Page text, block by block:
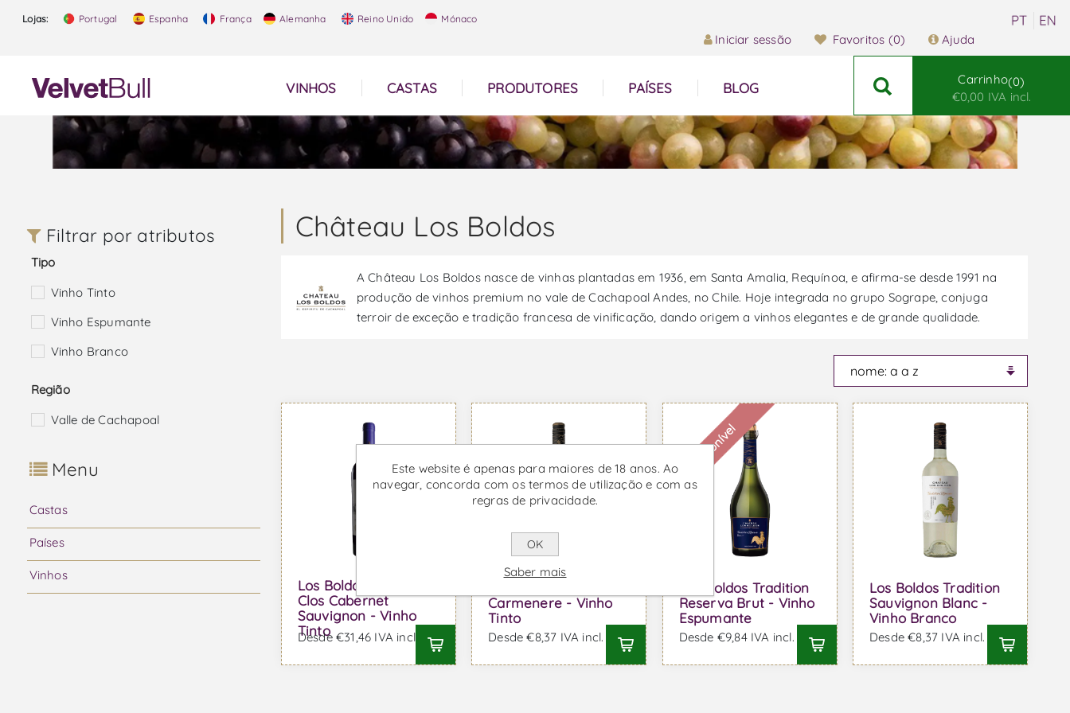
Lojas: Portugal Espanha França Alemanha Reino Unido Mónaco
Iniciar sessão Favoritos (0) Ajuda
VINHOS CASTAS PRODUTORES PAÍSES BLOG
Carrinho 0
€0,00 IVA incl.
Château Los Boldos
A Château Los Boldos nasce de vinhas plantadas em 1936, em Santa Amalia, Requínoa, e afirma-se desde 1991 na
produção de vinhos premium no vale de Cachapoal Andes, no Chile. Hoje integrada no grupo Sogrape, conjuga
terroir de exceção e tradição francesa de vinificação, dando origem a vinhos elegantes e de grande qualidade.
Los Boldos Grand
Clos Cabernet
Sauvignon - Vinho
Tinto
Desde €31,46 IVA incl.
Carmenere - Vinho
Tinto
Desde €8,37 IVA incl.
Indisponível
Los Boldos Tradition
Reserva Brut - Vinho
Espumante
Desde €9,84 IVA incl.
Los Boldos Tradition
Sauvignon Blanc -
Vinho Branco
Desde €8,37 IVA incl.
Filtrar por atributos
Tipo
Vinho Tinto
Vinho Espumante
Vinho Branco
Região
Valle de Cachapoal
Menu
Castas
Países
Vinhos
Este website é apenas para maiores de 18 anos. Ao
navegar, concorda com os termos de utilização e com as
regras de privacidade.
OK
Saber mais